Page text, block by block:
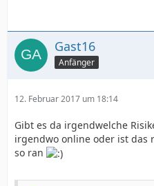
Gast16
Anfänger
12. Februar 2017 um 18:14
Gibt es da irgendwelche
irgendwo online oder ist das
so ran